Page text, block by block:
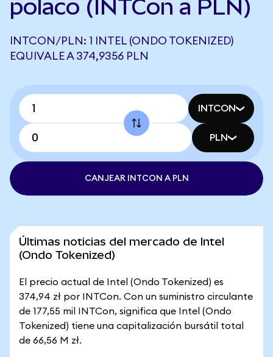
polaco (INTCon a PLN)
INTCON/PLN: 1 INTEL (ONDO TOKENIZED)
EQUIVALE A 374,9356 PLN
INTCON
PLN
CANJEAR INTCON A PLN
Últimas noticias del mercado de Intel
(Ondo Tokenized)
El precio actual de Intel (Ondo Tokenized) es
374,94 zł por INTCon. Con un suministro circulante
de 177,55 mil INTCon, significa que Intel (Ondo
Tokenized) tiene una capitalización bursátil total
de 66,56 M zł.